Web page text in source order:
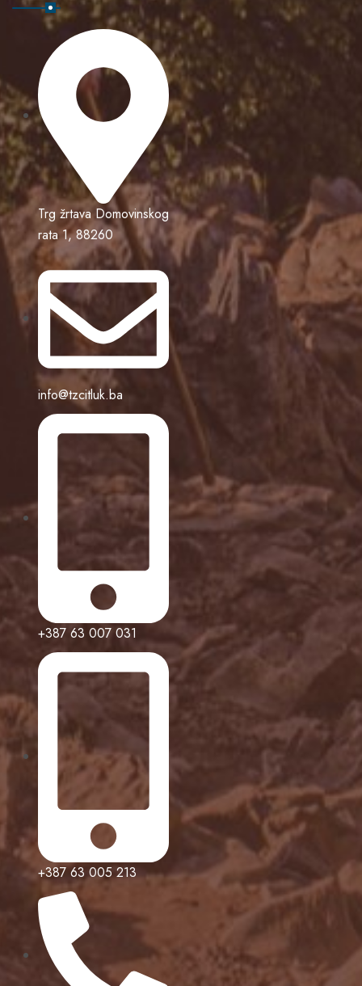
Trg žrtava Domovinskog
rata 1, 88260
info@tzcitluk.ba
+387 63 007 031
+387 63 005 213